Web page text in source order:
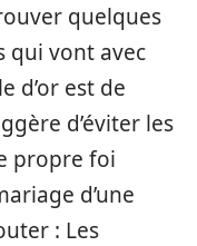
quelques
qui vont avec
d’or est de
d’éviter les
propre foi
d’une
: Les